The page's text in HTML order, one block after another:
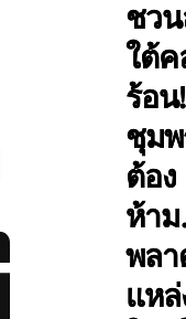
ชว
ใต้ค
ร้อน!
ชุมพ
ต้อง
ห้า
พลา
แหล่